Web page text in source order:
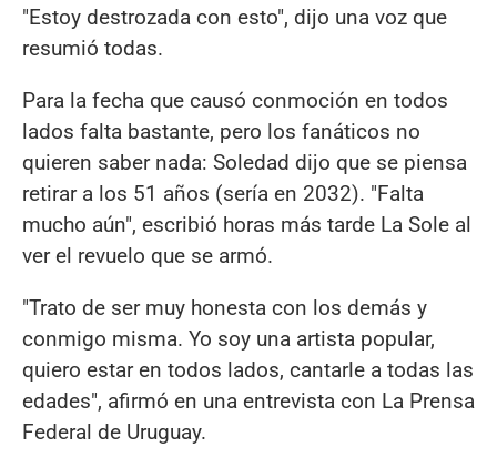
"Estoy destrozada con esto", dijo una voz que
resumió todas.
Para la fecha que causó conmoción en todos
lados falta bastante, pero los fanáticos no
quieren saber nada: Soledad dijo que se piensa
retirar a los 51 años (sería en 2032). "Falta
mucho aún", escribió horas más tarde La Sole al
ver el revuelo que se armó.
"Trato de ser muy honesta con los demás y
conmigo misma. Yo soy una artista popular,
quiero estar en todos lados, cantarle a todas las
edades", afirmó en una entrevista con La Prensa
Federal de Uruguay.